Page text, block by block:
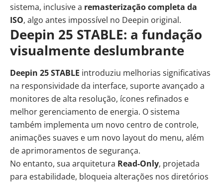
sistema, inclusive a remasterização completa da
ISO, algo antes impossível no Deepin original.
Deepin 25 STABLE: a fundação
visualmente deslumbrante
Deepin 25 STABLE introduziu melhorias significativas
na responsividade da interface, suporte avançado a
monitores de alta resolução, ícones refinados e
melhor gerenciamento de energia. O sistema
também implementa um novo centro de controle,
animações suaves e um novo layout do menu, além
de aprimoramentos de segurança.
No entanto, sua arquitetura Read-Only, projetada
para estabilidade, bloqueia alterações nos diretórios